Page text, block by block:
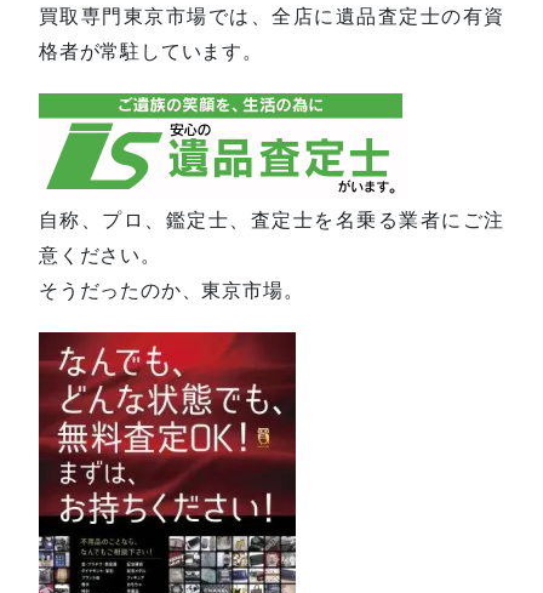
買取専門東京市場では、全店に遺品査定士の有資
格者が常駐しています。
自称、プロ、鑑定士、査定士を名乗る業者にご注
意ください。
そうだったのか、東京市場。